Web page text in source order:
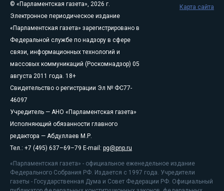
© «Парламентская газета», 2026 г.
Электронное периодическое издание
«Парламентская газета» зарегистрировано в
Федеральной службе по надзору в сфере
связи, информационных технологий и
массовых коммуникаций (Роскомнадзор) 05
августа 2011 года. 18+
Свидетельство о регистрации Эл № ФС77-
46097
Учредитель — АНО «Парламентская газета»
Исполняющий обязанности главного
редактора — Абдуллаев М.Р.
Тел.: +7 (495) 637–69–79 E-mail: pg@pnp.ru
«Парламентская газета» - официальное еженедельное издание
Федерального Собрания РФ. Издается с 1997 года. Учредители
газеты - Государственная Дума и Совет Федерации РФ. Официальный
Карта сайта